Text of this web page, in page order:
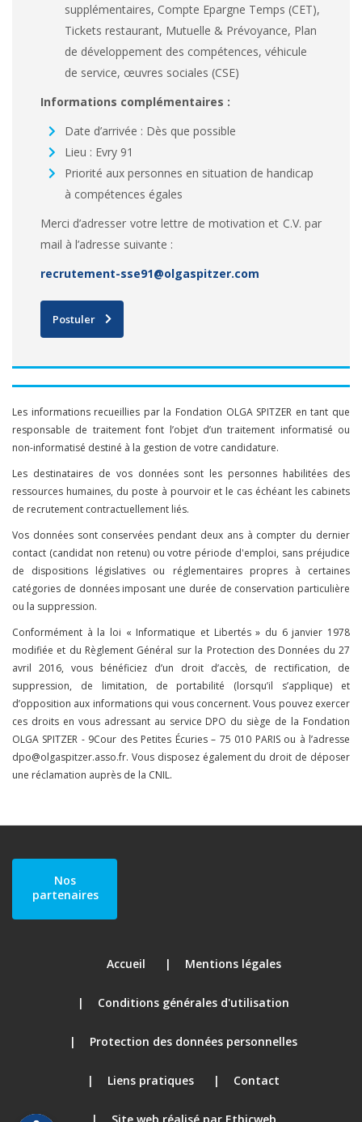
supplémentaires, Compte Epargne Temps (CET),
Tickets restaurant, Mutuelle & Prévoyance, Plan
de développement des compétences, véhicule
de service, œuvres sociales (CSE)
Informations complémentaires :
Date d’arrivée : Dès que possible
Lieu : Evry 91
Priorité aux personnes en situation de handicap
à compétences égales
Merci d’adresser votre lettre de motivation et C.V. par
mail à l’adresse suivante :
recrutement-sse91@olgaspitzer.com
Postuler
Les informations recueillies par la Fondation OLGA SPITZER en tant que
responsable de traitement font l’objet d’un traitement informatisé ou
non-informatisé destiné à la gestion de votre candidature.
Les destinataires de vos données sont les personnes habilitées des
ressources humaines, du poste à pourvoir et le cas échéant les cabinets
de recrutement contractuellement liés.
Vos données sont conservées pendant deux ans à compter du dernier
contact (candidat non retenu) ou votre période d'emploi, sans préjudice
de dispositions législatives ou réglementaires propres à certaines
catégories de données imposant une durée de conservation particulière
ou la suppression.
Conformément à la loi « Informatique et Libertés » du 6 janvier 1978
modifiée et du Règlement Général sur la Protection des Données du 27
avril 2016, vous bénéficiez d’un droit d’accès, de rectification, de
suppression, de limitation, de portabilité (lorsqu’il s’applique) et
d’opposition aux informations qui vous concernent. Vous pouvez exercer
ces droits en vous adressant au service DPO du siège de la Fondation
OLGA SPITZER - 9Cour des Petites Écuries – 75 010 PARIS ou à l’adresse
dpo@olgaspitzer.asso.fr. Vous disposez également du droit de déposer
une réclamation auprès de la CNIL.
Nos
partenaires
Accueil Mentions légales
Conditions générales d'utilisation
Protection des données personnelles
Liens pratiques Contact